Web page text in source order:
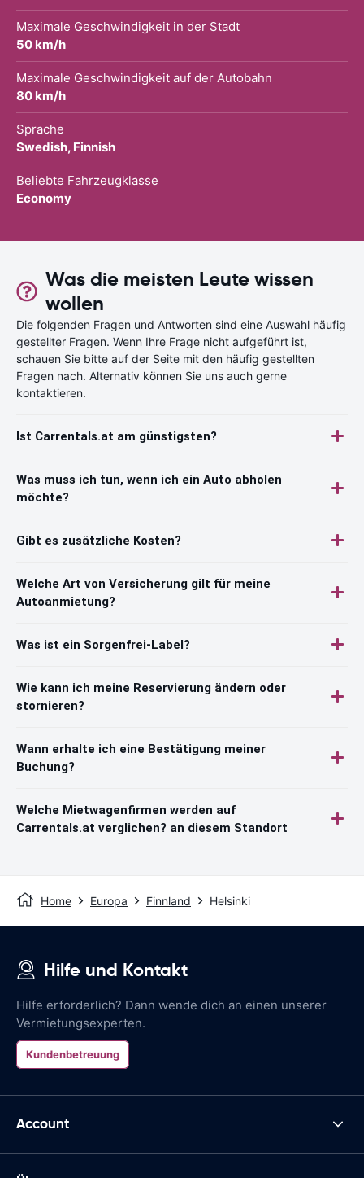
Maximale Geschwindigkeit in der Stadt
50 km/h
Maximale Geschwindigkeit auf der Autobahn
80 km/h
Sprache
Swedish, Finnish
Beliebte Fahrzeugklasse
Economy
Was die meisten Leute wissen
wollen
Die folgenden Fragen und Antworten sind eine Auswahl häufig
gestellter Fragen. Wenn Ihre Frage nicht aufgeführt ist,
schauen Sie bitte auf der Seite mit den häufig gestellten
Fragen nach. Alternativ können Sie uns auch gerne
kontaktieren.
Ist Carrentals.at am günstigsten?
Was muss ich tun, wenn ich ein Auto abholen
möchte?
Gibt es zusätzliche Kosten?
Welche Art von Versicherung gilt für meine
Autoanmietung?
Was ist ein Sorgenfrei-Label?
Wie kann ich meine Reservierung ändern oder
stornieren?
Wann erhalte ich eine Bestätigung meiner
Buchung?
Welche Mietwagenfirmen werden auf
Carrentals.at verglichen? an diesem Standort
Home Europa Finnland Helsinki
Hilfe und Kontakt
Hilfe erforderlich? Dann wende dich an einen unserer
Vermietungsexperten.
Kundenbetreuung
Account